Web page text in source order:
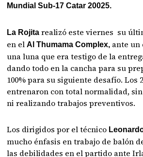
Mundial Sub-17 Catar 20025.
La Rojita realizó este viernes su
en elAl Thumama Complex, ante un
una luna que era testigo de la
dando todo en la cancha para su
100% para su siguiente desafío. Los
entrenaron con total normalidad,
ni realizando trabajos preventivos.
Los dirigidos por el técnico
mucho énfasis en trabajo de balón
las debilidades en el partido ante